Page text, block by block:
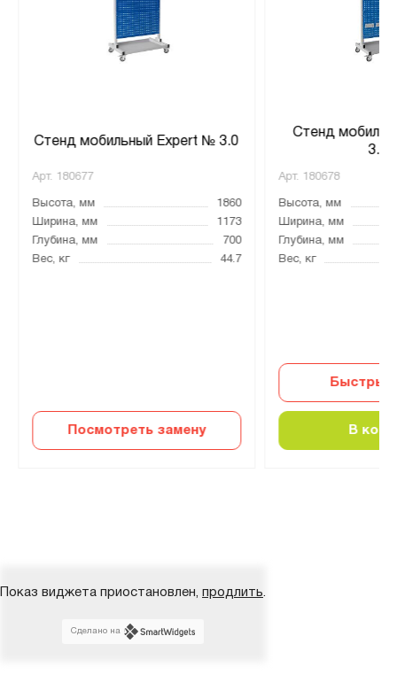
Стенд мобильный Expert № 3.0
Арт. 180677
Высота, мм
1860
Ширина, мм
1173
Глубина, мм
700
Вес, кг
44.7
Посмотреть замену
Стенд
Арт. 180678
Высота, мм
Ширина, мм
Глубина, мм
Вес, кг
Быстрый
В
Показ виджета приостановлен, продлить.
Сделано на